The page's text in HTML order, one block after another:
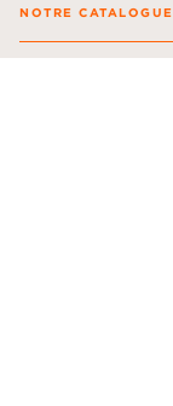
NOTRE CATALOGUE